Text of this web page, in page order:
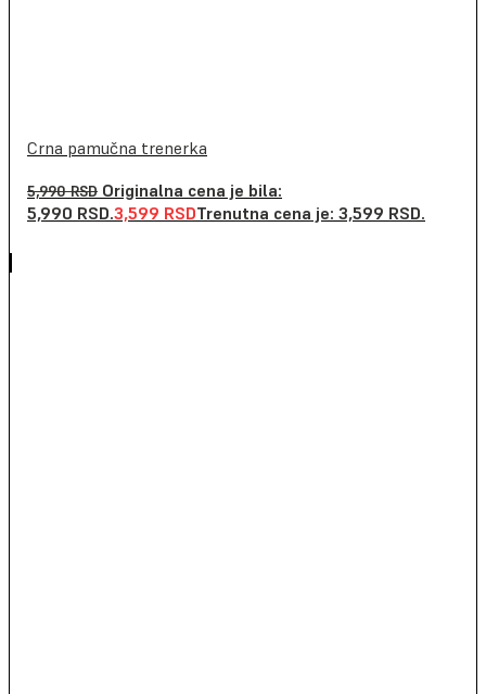
Crna pamučna trenerka
5,990RSD Originalna cena je bila:
5,990 RSD.3,599 RSDTrenutna cena je: 3,599 RSD.